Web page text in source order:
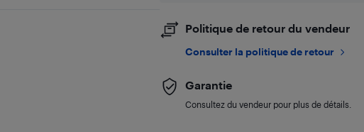
Politique de retour du vendeur
Consulter la politique de retour
Garantie
Consultez du vendeur pour plus de détails.